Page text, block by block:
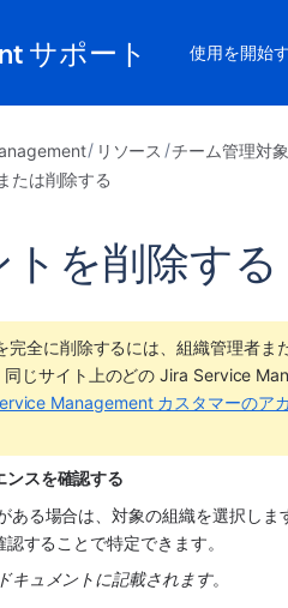
サポート 使用を開始
リソース
チーム管理対
たは削除する
を削除する
全に削除するには、組織管理者ま
同じサイト上のどの Jira Service
Management カスタマーのア
ンスを確認する
ある場合は、対象の組織を選択しま
することで特定できます。
キュメントに記載されます。